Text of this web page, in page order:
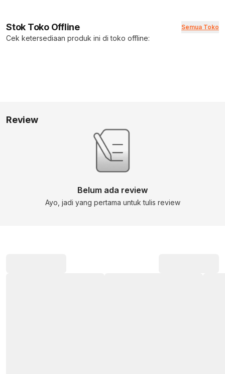
Stok Toko Offline Semua Toko
Cek ketersediaan produk ini di toko offline:
Review
Belum ada review
Ayo, jadi yang pertama untuk tulis review